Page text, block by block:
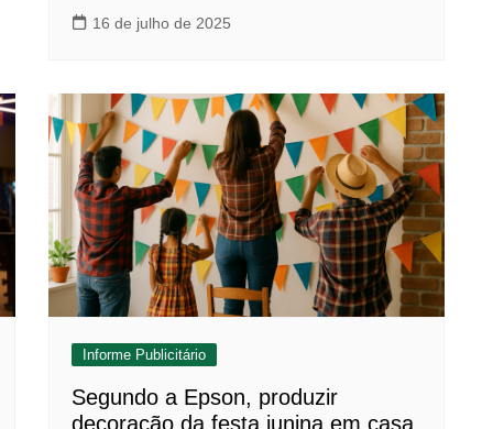
16 de julho de 2025
Informe Publicitário
Segundo a Epson, produzir
decoração da festa junina em casa